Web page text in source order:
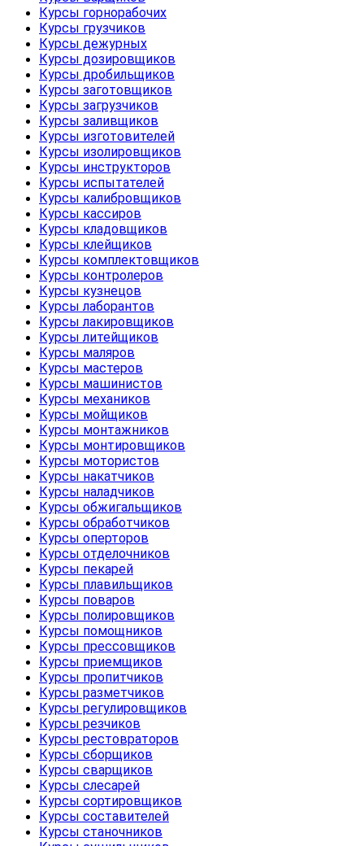
Курсы горнорабочих
Курсы грузчиков
Курсы дежурных
Курсы дозировщиков
Курсы дробильщиков
Курсы заготовщиков
Курсы загрузчиков
Курсы заливщиков
Курсы изготовителей
Курсы изолировщиков
Курсы инструкторов
Курсы испытателей
Курсы калибровщиков
Курсы кассиров
Курсы кладовщиков
Курсы клейщиков
Курсы комплектовщиков
Курсы контролеров
Курсы кузнецов
Курсы лаборантов
Курсы лакировщиков
Курсы литейщиков
Курсы маляров
Курсы мастеров
Курсы машинистов
Курсы механиков
Курсы мойщиков
Курсы монтажников
Курсы монтировщиков
Курсы мотористов
Курсы накатчиков
Курсы наладчиков
Курсы обжигальщиков
Курсы обработчиков
Курсы оперторов
Курсы отделочников
Курсы пекарей
Курсы плавильщиков
Курсы поваров
Курсы полировщиков
Курсы помощников
Курсы прессовщиков
Курсы приемщиков
Курсы пропитчиков
Курсы разметчиков
Курсы регулировщиков
Курсы резчиков
Курсы рестовраторов
Курсы сборщиков
Курсы сварщиков
Курсы слесарей
Курсы сортировщиков
Курсы составителей
Курсы станочников